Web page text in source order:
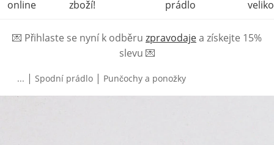
online
zboží!
prádlo
💌 Přihlaste se nyní k odběru zpravodajea získejte 15%
slevu 💌
... | Spodní prádlo | Punčochy a ponožky